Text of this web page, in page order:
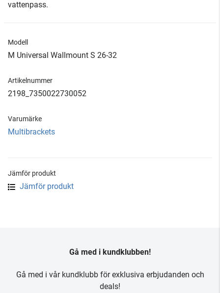
vattenpass.
Modell
M Universal Wallmount S 26-32
Artikelnummer
2198_7350022730052
Varumärke
Multibrackets
Jämför produkt
Jämför produkt
Gå med i kundklubben!
Gå med i vår kundklubb för exklusiva erbjudanden och
deals!